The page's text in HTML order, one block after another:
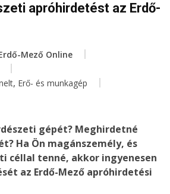
apróhirdetést az Erdő-
Mező Online
, Erő- és munkagép
gépét? Meghirdetné
Ha Ön magánszemély, és
céllal tenné, akkor ingyenesen
az Erdő-Mező apróhirdetési